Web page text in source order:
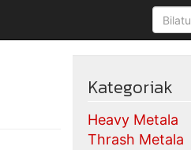
Kategoriak
Heavy Metala
Thrash Metala